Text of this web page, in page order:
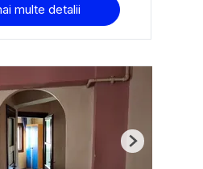
multe detalii
Next